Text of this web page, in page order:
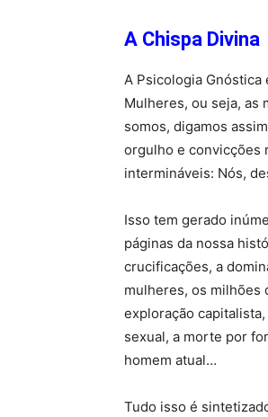
A Chispa Divina
A Psicologia Gnóstica
Mulheres, ou seja, as
somos, digamos
orgulho e convicções
intermináveis: Nós,
Isso tem gerado
páginas da nossa
crucificações, a
mulheres, os milhões
exploração
sexual, a morte por
homem atual…
Tudo isso é